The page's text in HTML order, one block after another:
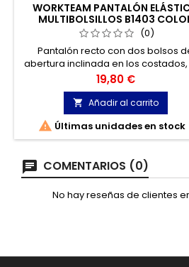
WORKTEAM PANTALÓN
MULTIBOLSILLOS B1403
NEGRO TALLA 50
(0)
Pantalón recto con dos bolsos
abertura inclinada en los
bolsos laterales de carga con
de velcro.
Precio
19,80 €
 Añadir al carrito
 Últimas unidades en stock
COMENTARIOS (0)
No hay reseñas de clientes